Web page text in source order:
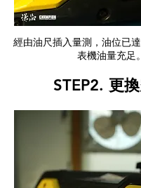
經由油尺插入量測，油位已
表機油量充足。
STEP2. 更